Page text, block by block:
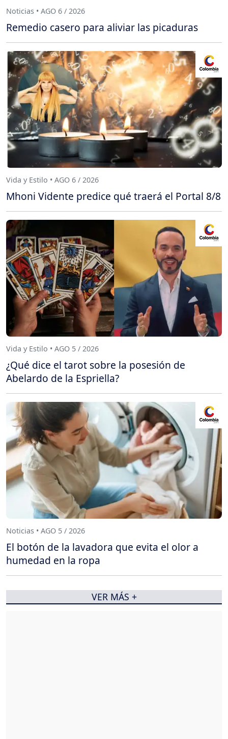
Noticias • AGO 6 / 2026
Remedio casero para aliviar las picaduras
Vida y Estilo • AGO 6 / 2026
Mhoni Vidente predice qué traerá el Portal 8/8
Vida y Estilo • AGO 5 / 2026
¿Qué dice el tarot sobre la posesión de
Abelardo de la Espriella?
Noticias • AGO 5 / 2026
El botón de la lavadora que evita el olor a
humedad en la ropa
VER MÁS +